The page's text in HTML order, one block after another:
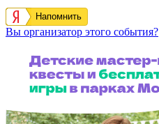
Напомнить
Вы организатор этого события?